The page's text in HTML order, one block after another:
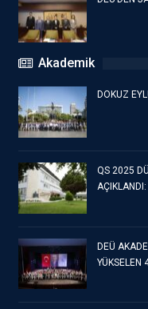
Akademik
DOKUZ
QS 2025
DEÜ
YÜKSELEN